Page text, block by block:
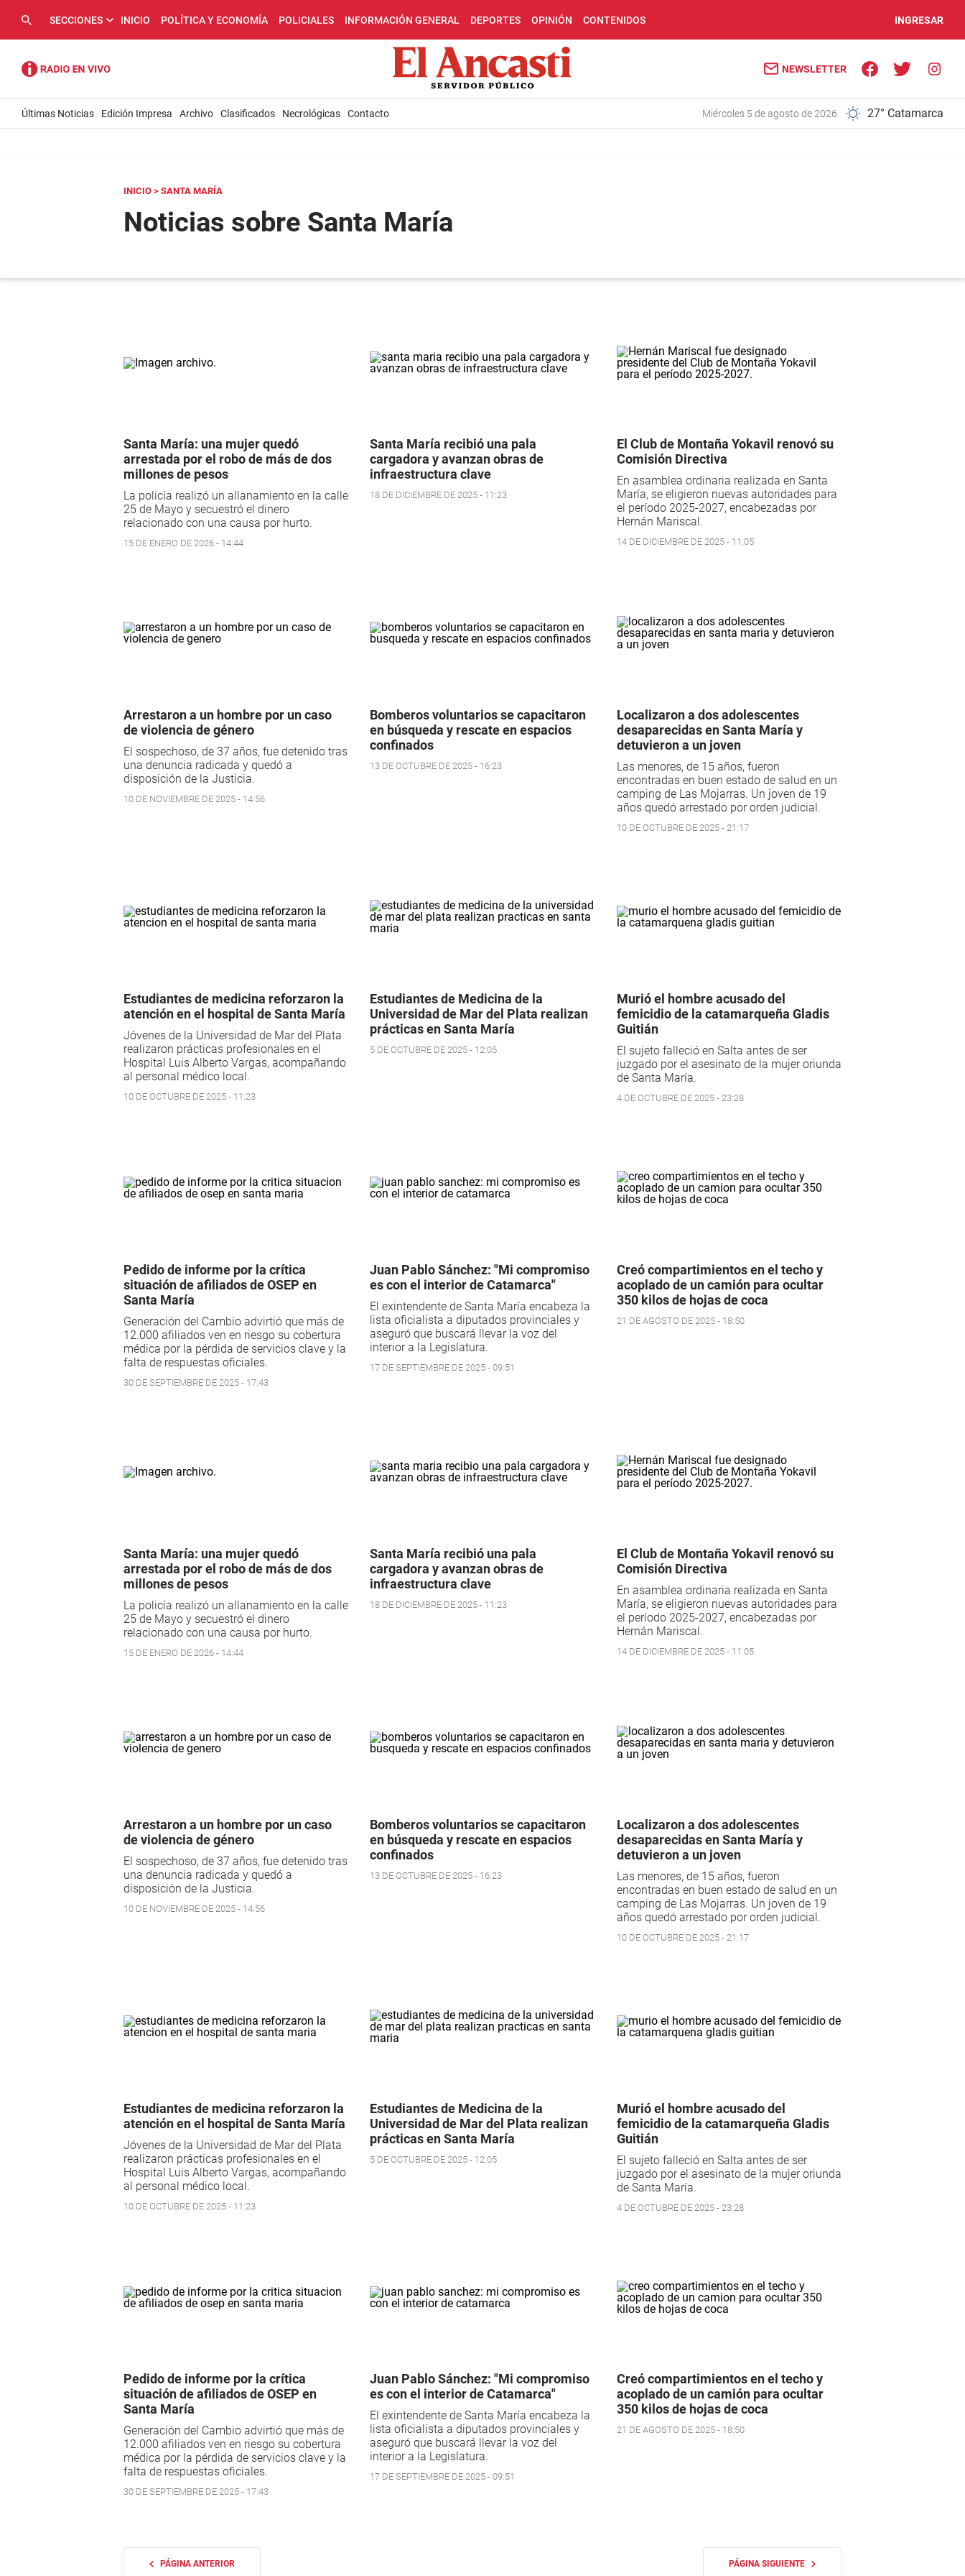
SECCIONES INICIO POLÍTICA Y ECONOMÍA POLICIALES INFORMACIÓN GENERAL DEPORTES OPINIÓN CONTENIDOS INGRESAR
NEWSLETTER
Últimas Noticias Edición Impresa Archivo Clasificados Necrológicas Contacto miércoles 5 de agosto de 2026 27° Catamarca
INICIO > SANTA MARÍA
Noticias sobre Santa María
Santa María: una mujer quedó
arrestada por el robo de más de dos
millones de pesos
La policía realizó un allanamiento en la calle
25 de Mayo y secuestró el dinero
relacionado con una causa por hurto.
15 DE ENERO DE 2026 - 14:44
Santa María recibió una pala
cargadora y avanzan obras de
infraestructura clave
18 DE DICIEMBRE DE 2025 - 11:23
El Club de Montaña Yokavil renovó su
Comisión Directiva
En asamblea ordinaria realizada en Santa
María, se eligieron nuevas autoridades para
el período 2025-2027, encabezadas por
Hernán Mariscal.
14 DE DICIEMBRE DE 2025 - 11:05
Arrestaron a un hombre por un caso
de violencia de género
El sospechoso, de 37 años, fue detenido tras
una denuncia radicada y quedó a
disposición de la Justicia.
10 DE NOVIEMBRE DE 2025 - 14:56
Bomberos voluntarios se capacitaron
en búsqueda y rescate en espacios
confinados
13 DE OCTUBRE DE 2025 - 16:23
Localizaron a dos adolescentes
desaparecidas en Santa María y
detuvieron a un joven
Las menores, de 15 años, fueron
encontradas en buen estado de salud en un
camping de Las Mojarras. Un joven de 19
años quedó arrestado por orden judicial.
10 DE OCTUBRE DE 2025 - 21:17
Estudiantes de medicina reforzaron la
atención en el hospital de Santa María
Jóvenes de la Universidad de Mar del Plata
realizaron prácticas profesionales en el
Hospital Luis Alberto Vargas, acompañando
al personal médico local.
10 DE OCTUBRE DE 2025 - 11:23
Estudiantes de Medicina de la
Universidad de Mar del Plata realizan
prácticas en Santa María
5 DE OCTUBRE DE 2025 - 12:05
Murió el hombre acusado del
femicidio de la catamarqueña Gladis
Guitián
El sujeto falleció en Salta antes de ser
juzgado por el asesinato de la mujer oriunda
de Santa María.
4 DE OCTUBRE DE 2025 - 23:28
Pedido de informe por la crítica
situación de afiliados de OSEP en
Santa María
Generación del Cambio advirtió que más de
12.000 afiliados ven en riesgo su cobertura
médica por la pérdida de servicios clave y la
falta de respuestas oficiales.
30 DE SEPTIEMBRE DE 2025 - 17:43
Juan Pablo Sánchez: "Mi compromiso
es con el interior de Catamarca"
El exintendente de Santa María encabeza la
lista oficialista a diputados provinciales y
aseguró que buscará llevar la voz del
interior a la Legislatura.
17 DE SEPTIEMBRE DE 2025 - 09:51
Creó compartimientos en el techo y
acoplado de un camión para ocultar
350 kilos de hojas de coca
21 DE AGOSTO DE 2025 - 18:50
Santa María: una mujer quedó
arrestada por el robo de más de dos
millones de pesos
La policía realizó un allanamiento en la calle
25 de Mayo y secuestró el dinero
relacionado con una causa por hurto.
15 DE ENERO DE 2026 - 14:44
Santa María recibió una pala
cargadora y avanzan obras de
infraestructura clave
18 DE DICIEMBRE DE 2025 - 11:23
El Club de Montaña Yokavil renovó su
Comisión Directiva
En asamblea ordinaria realizada en Santa
María, se eligieron nuevas autoridades para
el período 2025-2027, encabezadas por
Hernán Mariscal.
14 DE DICIEMBRE DE 2025 - 11:05
Arrestaron a un hombre por un caso
de violencia de género
El sospechoso, de 37 años, fue detenido tras
una denuncia radicada y quedó a
disposición de la Justicia.
10 DE NOVIEMBRE DE 2025 - 14:56
Bomberos voluntarios se capacitaron
en búsqueda y rescate en espacios
confinados
13 DE OCTUBRE DE 2025 - 16:23
Localizaron a dos adolescentes
desaparecidas en Santa María y
detuvieron a un joven
Las menores, de 15 años, fueron
encontradas en buen estado de salud en un
camping de Las Mojarras. Un joven de 19
años quedó arrestado por orden judicial.
10 DE OCTUBRE DE 2025 - 21:17
Estudiantes de medicina reforzaron la
atención en el hospital de Santa María
Jóvenes de la Universidad de Mar del Plata
realizaron prácticas profesionales en el
Hospital Luis Alberto Vargas, acompañando
al personal médico local.
10 DE OCTUBRE DE 2025 - 11:23
Estudiantes de Medicina de la
Universidad de Mar del Plata realizan
prácticas en Santa María
5 DE OCTUBRE DE 2025 - 12:05
Murió el hombre acusado del
femicidio de la catamarqueña Gladis
Guitián
El sujeto falleció en Salta antes de ser
juzgado por el asesinato de la mujer oriunda
de Santa María.
4 DE OCTUBRE DE 2025 - 23:28
Pedido de informe por la crítica
situación de afiliados de OSEP en
Santa María
Generación del Cambio advirtió que más de
12.000 afiliados ven en riesgo su cobertura
médica por la pérdida de servicios clave y la
falta de respuestas oficiales.
30 DE SEPTIEMBRE DE 2025 - 17:43
Juan Pablo Sánchez: "Mi compromiso
es con el interior de Catamarca"
El exintendente de Santa María encabeza la
lista oficialista a diputados provinciales y
aseguró que buscará llevar la voz del
interior a la Legislatura.
17 DE SEPTIEMBRE DE 2025 - 09:51
Creó compartimientos en el techo y
acoplado de un camión para ocultar
350 kilos de hojas de coca
21 DE AGOSTO DE 2025 - 18:50
PÁGINA ANTERIOR PÁGINA SIGUIENTE